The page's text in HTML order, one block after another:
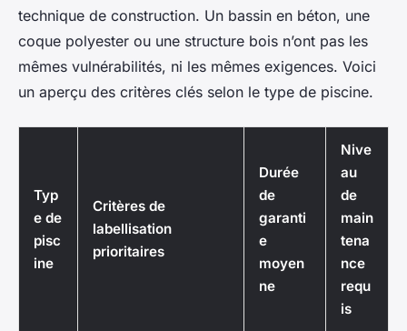
technique de construction. Un bassin en béton, une
coque polyester ou une structure bois n’ont pas les
mêmes vulnérabilités, ni les mêmes exigences. Voici
un aperçu des critères clés selon le type de piscine.
Typ
e de
pisc
ine
Critères de
labellisation
prioritaires
Durée
de
garanti
e
moyen
ne
Nive
au
de
main
tena
nce
requ
is